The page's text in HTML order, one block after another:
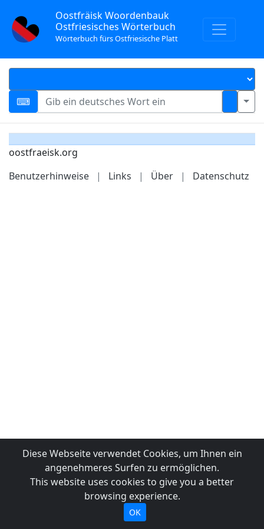
Oostfräisk Woordenbauk
Ostfriesisches Wörterbuch
Wörterbuch fürs Ostfriesische Platt
oostfraeisk.org
Benutzerhinweise
| Links | Über | Datenschutz
Diese Webseite verwendet Cookies, um Ihnen ein
angenehmeres Surfen zu ermöglichen.
This website uses cookies to give you a better
browsing experience.
OK